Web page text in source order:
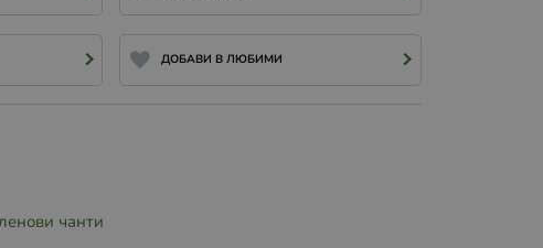
ДОБАВИ В ЛЮБИМИ
чанти